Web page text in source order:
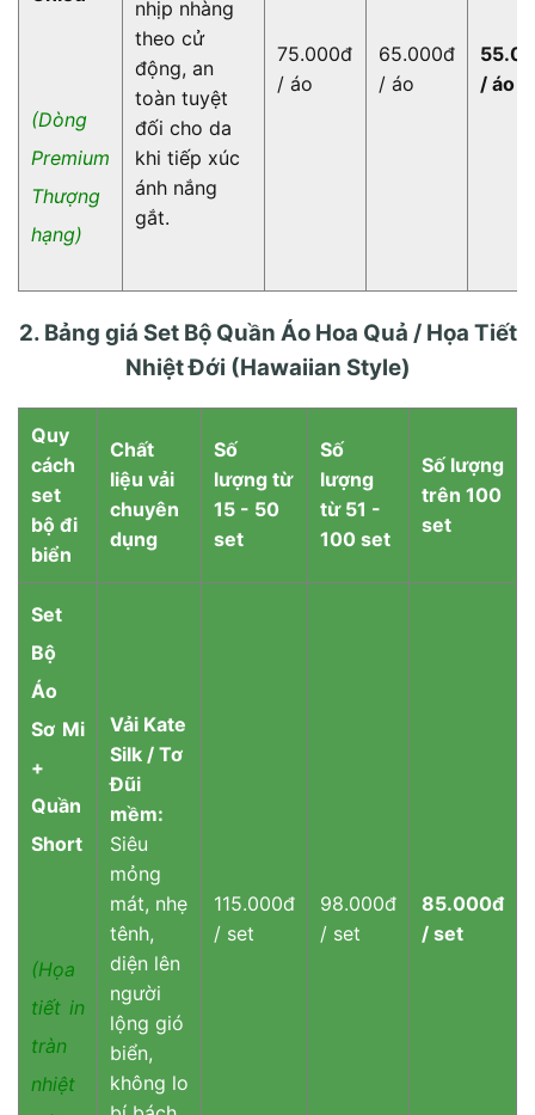
(Dòng
Premium
Thượng
hạng)
nhịp nhàng
theo cử
động, an
toàn tuyệt
đối cho da
khi tiếp xúc
ánh nắng
gắt.
75.000đ
/ áo
65.000đ
/ áo
/ áo
2. Bảng giá Set Bộ Quần Áo Hoa Quả / Họa Tiết
Nhiệt Đới (Hawaiian Style)
Quy
cách
set
bộ đi
biển
Chất
liệu vải
chuyên
dụng
Số
lượng từ
15 - 50
set
Số
lượng
từ 51 -
100 set
Số lượng
trên 100
set
Set
Bộ
Áo
Sơ Mi
+
Quần
Short
(Họa
tiết in
tràn
nhiệt
Vải Kate
Silk / Tơ
Đũi
mềm:
Siêu
mỏng
mát, nhẹ
tênh,
diện lên
người
lộng gió
biển,
không lo
115.000đ
/ set
98.000đ
/ set
85.000đ
/ set